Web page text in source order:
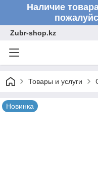
Наличие
Zubr-shop.kz
Товары и услуги
Новинка